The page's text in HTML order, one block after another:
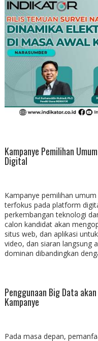
Kampanye Pemilihan
Digital
Kampanye pemilihan
terfokus pada platform
perkembangan teknologi
calon kandidat akan
situs web, dan aplikasi
video, dan siaran langsung
dominan dibandingkan
Penggunaan Big Data
Kampanye
Pada masa depan,